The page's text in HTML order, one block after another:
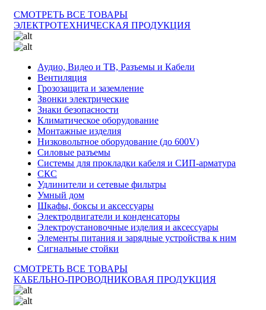
СМОТРЕТЬ ВСЕ ТОВАРЫ
ЭЛЕКТРОТЕХНИЧЕСКАЯ ПРОДУКЦИЯ
Аудио, Видео и ТВ, Разъемы и Кабели
Вентиляция
Грозозащита и заземление
Звонки электрические
Знаки безопасности
Климатическое оборудование
Монтажные изделия
Низковольтное оборудование (до 600V)
Силовые разъемы
Системы для прокладки кабеля и СИП-арматура
СКС
Удлинители и сетевые фильтры
Умный дом
Шкафы, боксы и аксессуары
Электродвигатели и конденсаторы
Электроустановочные изделия и аксессуары
Элементы питания и зарядные устройства к ним
Сигнальные стойки
СМОТРЕТЬ ВСЕ ТОВАРЫ
КАБЕЛЬНО-ПРОВОДНИКОВАЯ ПРОДУКЦИЯ